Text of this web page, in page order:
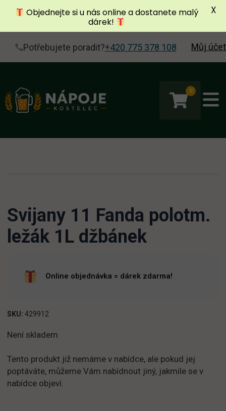
Potřebujete poradit?+420 775 378 108 Můj účet
0
Svijany 11 Fanda polotm.
ležák 1L džbánek
Online objednávka = dárek zdarma!
SKU: 429912
Není skladem
Tento produkt již nemáme v nabídce, ale pokud jej
poptáváte, můžeme Vám nabídnout jiný, jakmile se v
nabídce objeví.
Objednejte si u nás online a dostanete malý
dárek!
X